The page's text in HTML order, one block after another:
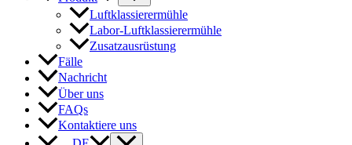
Luftklassierermühle
Labor-Luftklassierermühle
Zusatzausrüstung
Fälle
Nachricht
Über uns
FAQs
Kontaktiere uns